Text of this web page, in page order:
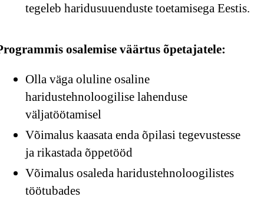
tegeleb haridusuuenduste toetamisega Eestis.
osalemise väärtus õpetajatele:
Olla väga oluline osaline
haridustehnoloogilise lahenduse
väljatöötamisel
Võimalus kaasata enda õpilasi tegevustesse
ja rikastada õppetööd
Võimalus osaleda haridustehnoloogilistes
töötubades